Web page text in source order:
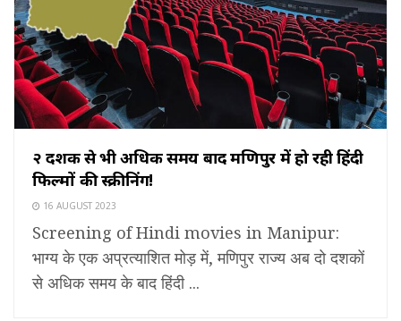
२ दशक से भी अधिक समय बाद मणिपुर में हो रही हिंदी
फिल्मों की स्क्रीनिंग!
16 AUGUST 2023
Screening of Hindi movies in Manipur:
भाग्य के एक अप्रत्याशित मोड़ में, मणिपुर राज्य अब दो दशकों
से अधिक समय के बाद हिंदी ...